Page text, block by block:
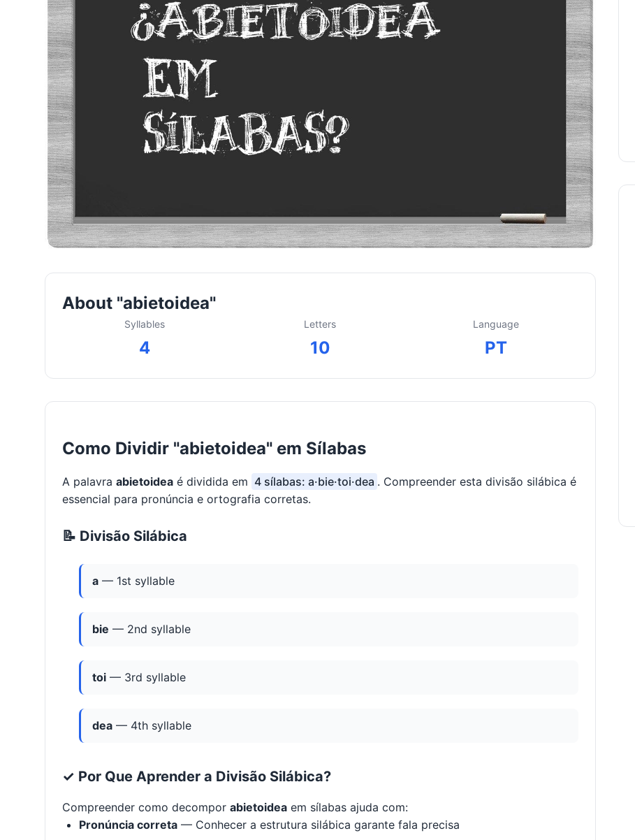
About "abietoidea"
Syllables
4
Letters
10
Language
PT
Como Dividir "abietoidea" em Sílabas
A palavra abietoidea é dividida em 4 sílabas: a·bie·toi·dea . Compreender esta divisão silábica é
essencial para pronúncia e ortografia corretas.
📝 Divisão Silábica
a — 1st syllable
bie — 2nd syllable
toi — 3rd syllable
dea — 4th syllable
✓ Por Que Aprender a Divisão Silábica?
Compreender como decompor abietoidea em sílabas ajuda com:
Pronúncia correta — Conhecer a estrutura silábica garante fala precisa